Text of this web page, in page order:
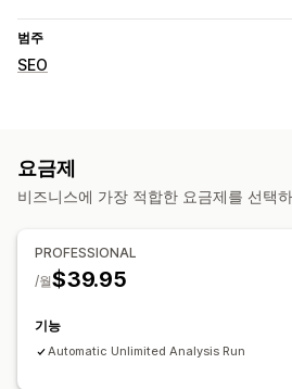
범주
SEO
실적 모니터링
요금제
비즈니스에 가장 적합한 요금제를 선택
PROFESSIONAL
$39.95
/월
기능
Automatic Unlimited Analysis Run